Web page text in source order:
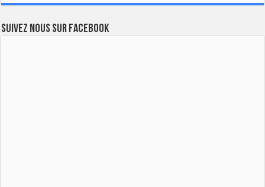
Suivez nous sur Facebook